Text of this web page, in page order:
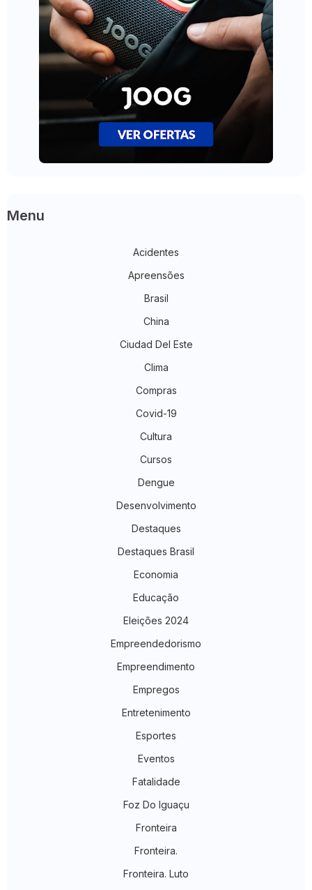
Menu
Acidentes
Apreensões
Brasil
China
Ciudad Del Este
Clima
Compras
Covid-19
Cultura
Cursos
Dengue
Desenvolvimento
Destaques
Destaques Brasil
Economia
Educação
Eleições 2024
Empreendedorismo
Empreendimento
Empregos
Entretenimento
Esportes
Eventos
Fatalidade
Foz Do Iguaçu
Fronteira
Fronteira.
Fronteira. Luto